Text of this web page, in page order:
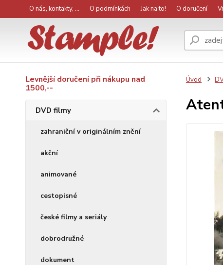
O nás, kontakty, ... O podmínkách Jak na to! O doručení
Levnější doručení při nákupu nad
1500,--
DVD filmy
zahraniční v originálním znění
akční
animované
cestopisné
české filmy a seriály
dobrodružné
dokument
Úvod